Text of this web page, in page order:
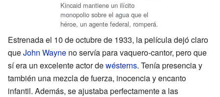
Kincaid mantiene un ilícito
monopolio sobre el agua que el
héroe, un agente federal, romperá.
Estrenada el 10 de octubre de 1933, la película dejó claro
queJohn Wayne no servía para vaquero-cantor, pero que
sí era un excelente actor dewésterns. Tenía presencia y
también una mezcla de fuerza, inocencia y encanto
infantil. Además, se ajustaba perfectamente a las